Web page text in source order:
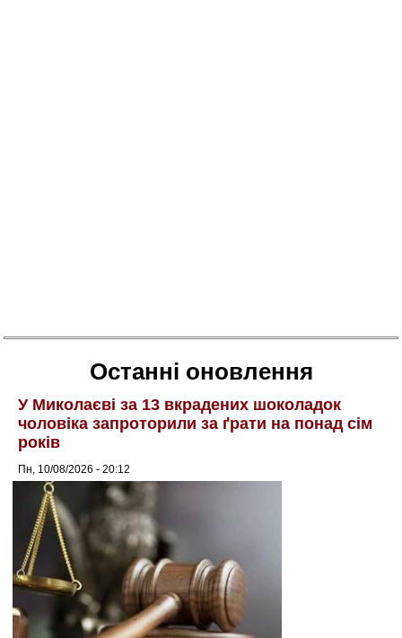
Останні оновлення
У Миколаєві за 13 вкрадених шоколадок
чоловіка запроторили за ґрати на понад сім
років
Пн, 10/08/2026 - 20:12